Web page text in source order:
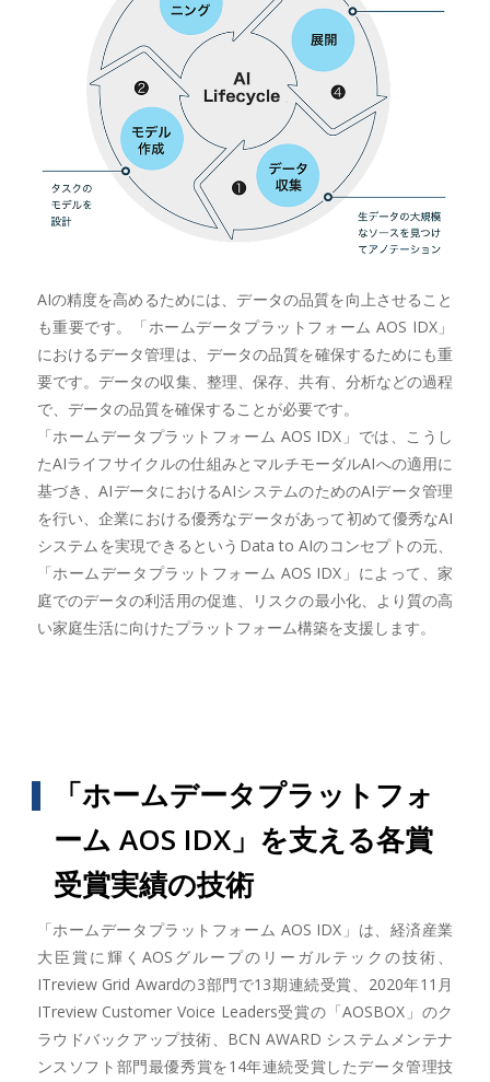
AIの精度を高めるためには、データの品質を向上させること
も重要です。「ホームデータプラットフォーム AOS IDX」
におけるデータ管理は、データの品質を確保するためにも重
要です。データの収集、整理、保存、共有、分析などの過程
で、データの品質を確保することが必要です。
「ホームデータプラットフォーム AOS IDX」では、こうし
たAIライフサイクルの仕組みとマルチモーダルAIへの適用に
基づき、AIデータにおけるAIシステムのためのAIデータ管理
を行い、企業における優秀なデータがあって初めて優秀なAI
システムを実現できるというData to AIのコンセプトの元、
「ホームデータプラットフォーム AOS IDX」によって、家
庭でのデータの利活用の促進、リスクの最小化、より質の高
い家庭生活に向けたプラットフォーム構築を支援します。
「ホームデータプラットフォ
ーム AOS IDX」を支える各賞
受賞実績の技術
「ホームデータプラットフォーム AOS IDX」は、経済産業
大臣賞に輝くAOSグループのリーガルテックの技術、
ITreview Grid Awardの3部門で13期連続受賞、2020年11月
ITreview Customer Voice Leaders受賞の「AOSBOX」のク
ラウドバックアップ技術、BCN AWARD システムメンテナ
ンスソフト部門最優秀賞を14年連続受賞したデータ管理技